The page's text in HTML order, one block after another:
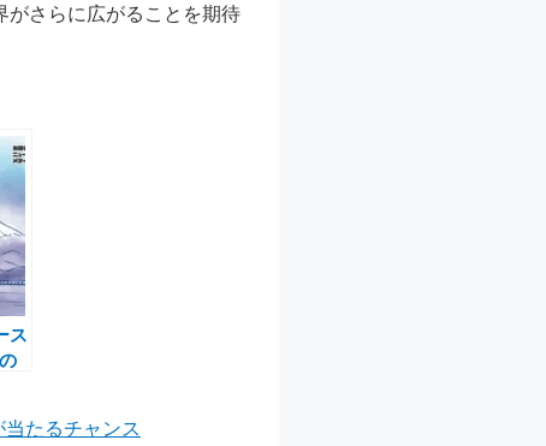
がさらに広がることを期待
ス
たるチャンス